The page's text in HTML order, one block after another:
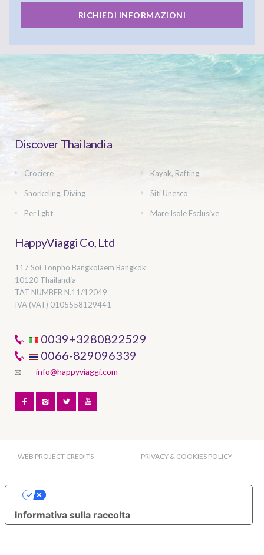
RICHIEDI INFORMAZIONI
Discover Thailandia
Crociere Kayak, Rafting
Snorkeling, Diving Siti Unesco
Per Lgbt Mare Isole Esclusive
HappyViaggi Co, Ltd
117 Soi Tonpho Bangkolaem Bangkok
10120 Thailandia
TAT NUMBER N.11/12049
IVA (VAT) 0105558129441
0039+3280822529
0066-829096339
info@happyviaggi.com
WEB PROJECT CREDITS PRIVACY & COOKIES POLICY
Informativa sulla raccolta
Le tue preferenze relative alla privacy